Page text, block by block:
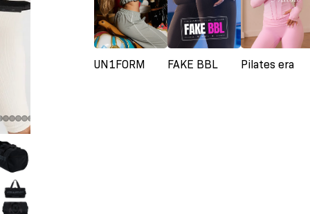
UN1FORM FAKE BBL Pilates era